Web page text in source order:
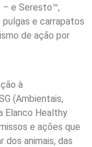
– e Seresto™,
e carrapatos
de ação por
à
(Ambientais,
Elanco Healthy
e ações que
animais, das